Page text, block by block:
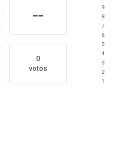
--
0
votos
9
8
7
6
5
4
3
2
1